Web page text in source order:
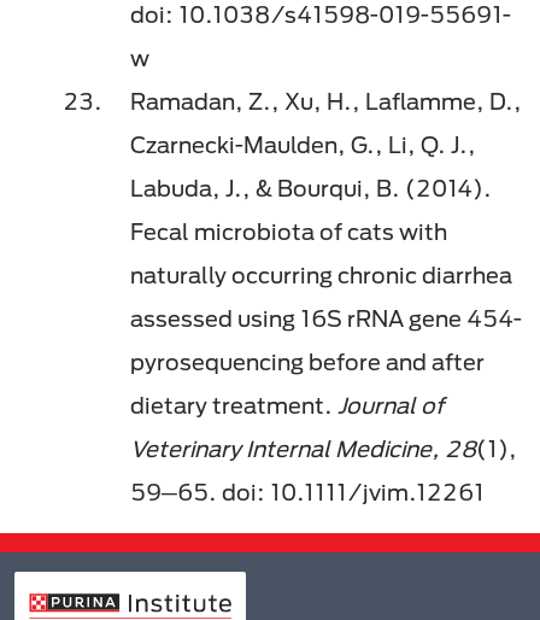
doi: 10.1038/s41598-019-55691-
w
Ramadan, Z., Xu, H., Laflamme, D.,
Czarnecki-Maulden, G., Li, Q. J.,
Labuda, J., & Bourqui, B. (2014).
Fecal microbiota of cats with
naturally occurring chronic diarrhea
assessed using 16S rRNA gene 454-
pyrosequencing before and after
dietary treatment. Journal of
Veterinary Internal Medicine, 28(1),
59─65. doi: 10.1111/jvim.12261